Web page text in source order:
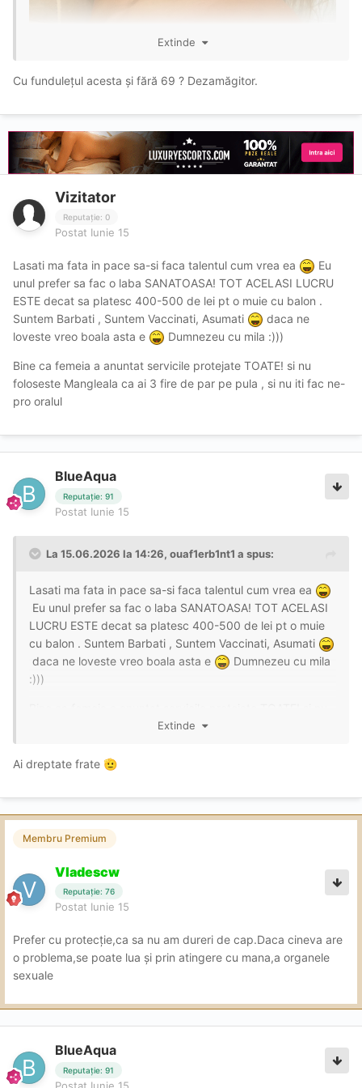
Îmi pare rău dacă această decizie
nemulțumește pe cineva, dar orice om
va gândi la fel. Nu ai cum să ceri un
CIM ca și cum aș fi iubita ta și doar a ta.
Înțeleg că există concurență și că este
că trebuie să spun lucruri neadevărate
doar pentru a câștiga mai mulți bani
decât altcineva din aceeași branșă și să
fac servicii cu care să atrag doar pt mai
mulți bani hai lăsați …
reclamație și am încercat mereu să mă
protejez atât pe mine, cât și pe voi. Însă
consider că s-a ajuns prea departe cu
anumite practici și servicii despre ale
Vă rog respectuos să nu intrați în
polemici și discuții absurde. Nu am
nevoie de oameni care nu au
capacitatea de a înțelege la ce riscuri
multe persoane de aici, însă prefer să
gândesc realist și să continui să vă
protejez, așa cum am făcut
întotdeauna.
O zi frumoasă!
Mâine: programări între orele 11:00 –
20:00, pe WhatsApp. Pupii
Extinde
Cu fundulețul acesta și fără 69 ? Dezamăgitor.
Vizitator
Reputație: 0
Postat Iunie 15
Lasati ma fata in pace sa-si faca talentul cum vrea ea
Eu
unul prefer sa fac o laba SANATOASA! TOT ACELASI LUCRU
ESTE decat sa platesc 400-500 de lei pt o muie cu balon .
Suntem Barbati , Suntem Vaccinati, Asumati
daca ne
loveste vreo boala asta e
Dumnezeu cu mila :)))
Bine ca femeia a anuntat servicile protejate TOATE! si nu
foloseste Mangleala ca ai 3 fire de par pe pula , si nu iti fac ne-
pro oralul
BlueAqua
Reputație: 91
Postat Iunie 15
La 15.06.2026 la 14:26, ouaf1erb1nt1 a spus:
Lasati ma fata in pace sa-si faca talentul cum vrea ea
Eu unul prefer sa fac o laba SANATOASA! TOT ACELASI
LUCRU ESTE decat sa platesc 400-500 de lei pt o muie
cu balon . Suntem Barbati , Suntem Vaccinati, Asumati
daca ne loveste vreo boala asta e
Dumnezeu cu mila
:)))
foloseste Mangleala ca ai 3 fire de par pe pula , si nu iti
Extinde
Ai dreptate frate 🫡
Membru Premium
Vladescw
Reputație: 76
Postat Iunie 15
Prefer cu protecție,ca sa nu am dureri de cap.Daca cineva are
o problema,se poate lua și prin atingere cu mana,a organele
sexuale
BlueAqua
Reputație: 91
Postat Iunie 15